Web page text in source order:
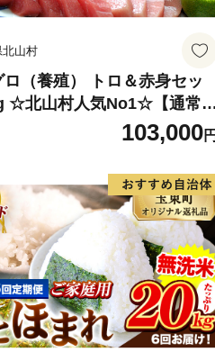
北山村
ロ（養殖） トロ＆赤身セッ
☆北山村人気No1☆【通常発
まぐろ マグロ 本マグロ 鮪 中
身 柵 刺身 お刺身 人気 海鮮
鮮魚 魚 じゃばらまぐろ ま
nks112】
103,000円